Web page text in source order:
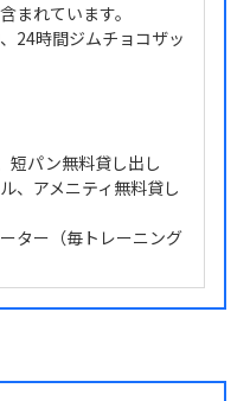
まれています。
24時間ジムチョコザッ
短パン無料貸し出し
、アメニティ無料貸し
ター（毎トレーニング